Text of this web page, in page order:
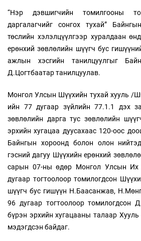
“Нэр дэвшигчийн томилгооны
даргалагчийг сонгох тухай”
төслийн хэлэлцүүлгээр хуралдаан
ерөнхий зөвлөлийн шүүгч бус
ажлын хэсгийн танилцуулгыг
Д.Цогтбаатар танилцуулав.
Монгол Улсын Шүүхийн тухай хууль /
ийн 77 дугаар зүйлийн 77.1.1 дэх
зөвлөлийн дарга тус зөвлөлийн
эрхийн хугацаа дуусахаас 120-оос
Байнгын хороонд болон олон
гэсний дагуу Шүүхийн ерөнхий
сарын 07-ны өдөр Монгол Улсын
дугаар тогтоолоор томилогдсон
шүүгч бус гишүүн Н.Баасанжав,
96 дугаар тогтоолоор томилогдсон
бүрэн эрхийн хугацааны талаар
мэдэгдсэн байдаг.